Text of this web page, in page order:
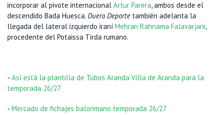
incorporar al pivote internacional Artur Parera, ambos desde el
descendido Bada Huesca. Duero Deporte también adelanta la
llegada del lateral izquierdo iraní Mehran Rahnama Falavarjani,
procedente del Potaissa Tirda rumano.
- Así está la plantilla de Tubos Aranda Villa de Aranda para la
temporada 26/27
- Mercado de fichajes balonmano temporada 26/27